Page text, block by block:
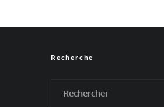
Recherche